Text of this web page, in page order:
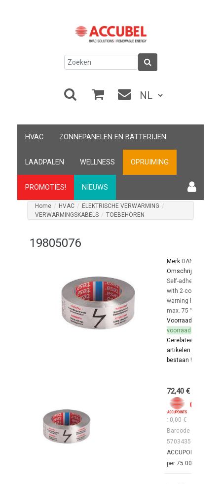
HVAC ZONNEPANELEN EN BATTERIJEN
LAADPALEN WELLNESS OPRUIMING
PROMOTIES! NIEUWS
Home / HVAC / ELEKTRISCHE VERWARMING /
VERWARMINGSKABELS / TOEBEHOREN
19805076
MerkDANFOSS
Omschrijving:
Self-adhesive,
with 2-colour
warning label,
max. 75 °C
Voorraad:
voorraad
Gerelateerde
artikelen
bestaan !
72,40 €
0
: 0,00 €
Barcode :
5703435003053
ACCUPOINTS : 1
per 75.00€